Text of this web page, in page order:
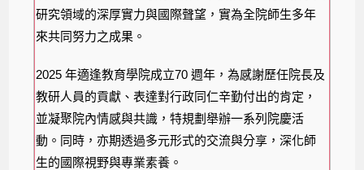
研究領域的深厚實力與國際聲望，實為全院師生多年
來共同努力之成果。
2025 年適逢教育學院成立70 週年，為感謝歷任院長及
教研人員的貢獻、表達對行政同仁辛勤付出的肯定，
並凝聚院內情感與共識，特規劃舉辦一系列院慶活
動。同時，亦期透過多元形式的交流與分享，深化師
生的國際視野與專業素養。